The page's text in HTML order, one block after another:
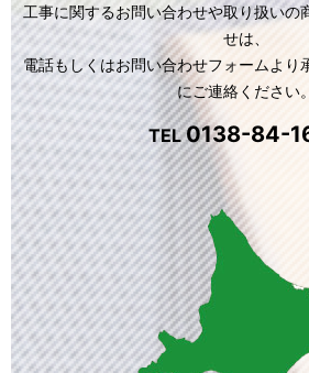
工事に関するお問い合わせや取り扱いの
せは、
電話もしくはお問い合わせフォームより
にご連絡ください。
TEL0138-84-